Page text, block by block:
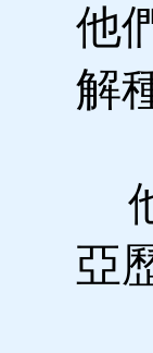
他
解
亞